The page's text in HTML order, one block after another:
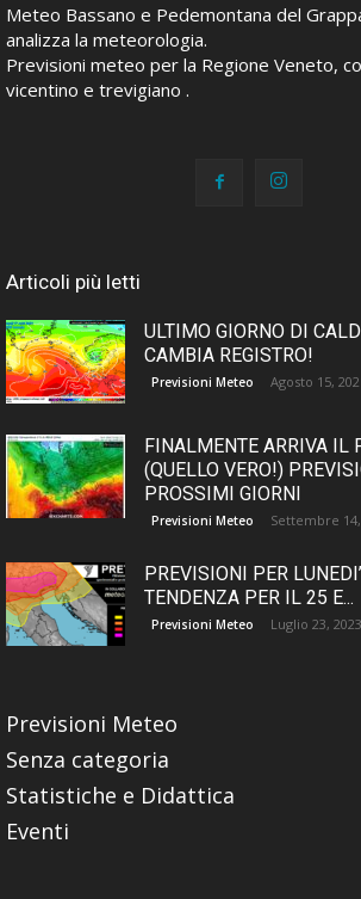
Meteo Bassano e Pedemontana del
analizza la meteorologia.
Previsioni meteo per la Regione Veneto,
vicentino e trevigiano .
Articoli più letti
ULTIMO GIORNO DI
CAMBIA REGISTRO!
Previsioni Meteo Agosto 15,
FINALMENTE ARRIVA IL
(QUELLO VERO!)
PROSSIMI GIORNI
Previsioni Meteo Settembre 14,
PREVISIONI PER
TENDENZA PER IL 25 E...
Previsioni Meteo Luglio 23, 2023
Previsioni Meteo
Senza categoria
Statistiche e Didattica
Eventi